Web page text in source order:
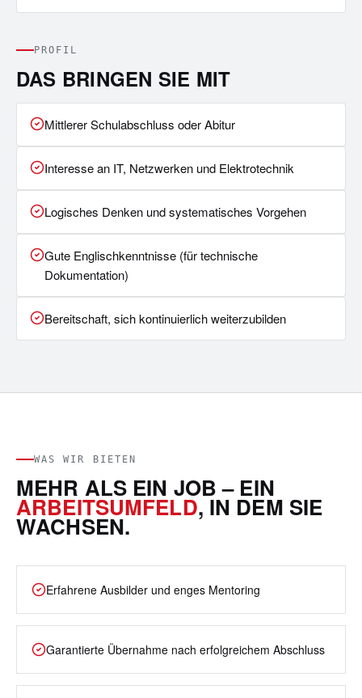
PROFIL
DAS BRINGEN SIE MIT
Mittlerer Schulabschluss oder Abitur
Interesse an IT, Netzwerken und Elektrotechnik
Logisches Denken und systematisches Vorgehen
Gute Englischkenntnisse (für technische
Dokumentation)
Bereitschaft, sich kontinuierlich weiterzubilden
WAS WIR BIETEN
MEHR ALS EIN JOB – EIN
ARBEITSUMFELD, IN DEM SIE
WACHSEN.
Erfahrene Ausbilder und enges Mentoring
Garantierte Übernahme nach erfolgreichem Abschluss